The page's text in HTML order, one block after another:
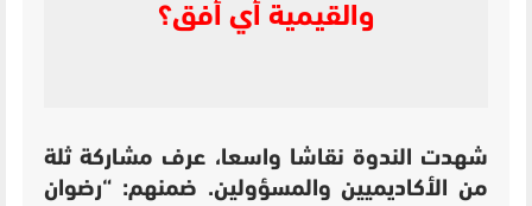
والقيمية أي أفق؟
شهدت الندوة نقاشا واسعا، عرف مشاركة ثلة
من الأكاديميين والمسؤولين. ضمنهم: “رضوان